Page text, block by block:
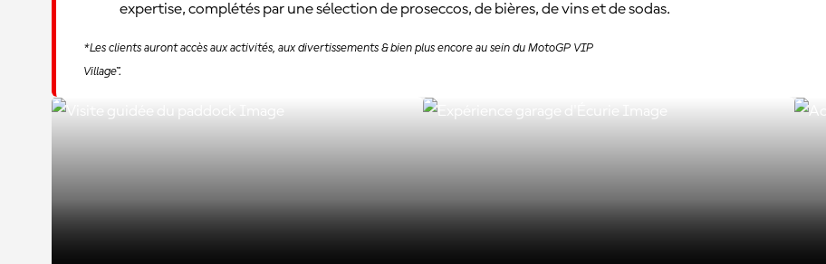
expertise, complétés par une sélection de proseccos, de bières, de vins et de sodas.
*Les clients auront accès aux activités, aux divertissements & bien plus encore au sein du MotoGP VIP
Village™.